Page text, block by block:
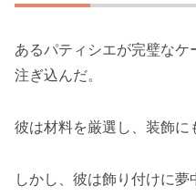
あるパティシエが完璧な
注ぎ込んだ。
彼は材料を厳選し、装飾に
しかし、彼は飾り付けに